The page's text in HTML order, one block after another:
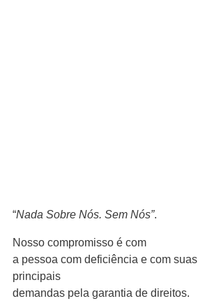
“Nada Sobre Nós. Sem Nós”.
Nosso compromisso é com
a pessoa com deficiência e com suas
principais
demandas pela garantia de direitos.